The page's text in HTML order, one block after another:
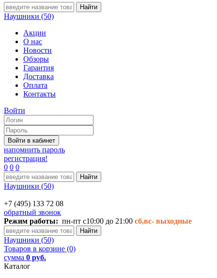
Наушники (50)
Акции
О нас
Новости
Обзоры
Гарантия
Доставка
Оплата
Контакты
Войти
напомнить пароль
регистрация!
0 0 0
Наушники (50)
+7 (495) 133 72 08
обратный звонок
Режим работы: пн-пт с10:00 до 21:00 сб,вс- выходные
Наушники (50)
Товаров в корзине (0)
сумма 0 руб.
Каталог